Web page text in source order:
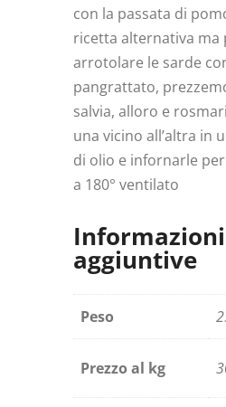
con la passata di
ricetta alternativa ma
arrotolare le sarde
pangrattato,
salvia, alloro e
una vicino all’altra in
di olio e infornarle
a 180° ventilato
Informazioni
aggiuntive
Peso
Prezzo al kg